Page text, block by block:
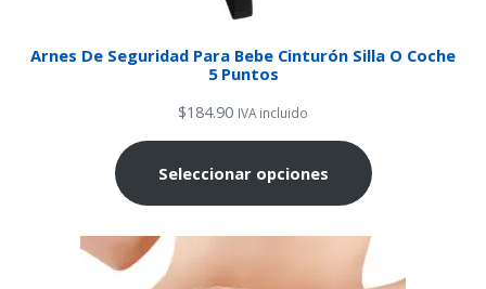
Arnes De Seguridad Para Bebe Cinturón Silla O Coche
5 Puntos
$184.90 IVA incluido
Seleccionar opciones